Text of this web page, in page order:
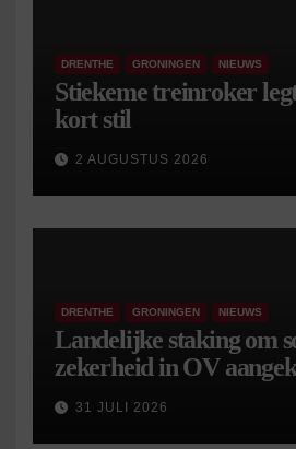
DRENTHE GRONINGEN NIEUWS
Stiekeme treinroker
kort stil
2 AUGUSTUS 2026
DRENTHE GRONINGEN NIEUWS
Landelijke staking om
zekerheid in OV
september
31 JULI 2026